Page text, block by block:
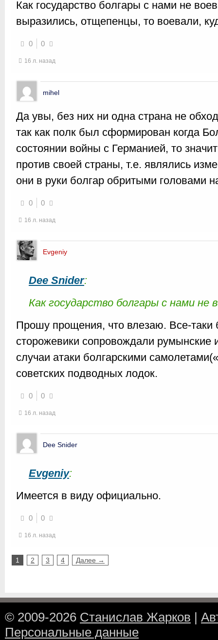
Как государство болгары с нами не
выразились, отщепенцы, то воевали,
0 0
16 л. назад
mihel
Да увы, без них ни одна страна не
так как полк был сформирован когда
состоянии войны с Германией, то
против своей страны, т.е. являлись
они в руки болгар обритыми головами
0 0
16 л. назад
Evgeniy
Dee Snider:
Как государство болгары с нами не
Прошу прощения, что влезаю. Все-таки
сторожевики сопровождали румынские
случаи атаки болгарскими
советских подводных лодок.
0 0
16 л. назад
Dee Snider
Evgeniy:
Имеется в виду официально.
0 0
16 л. назад
1 2 3 4 Далее →
© 2009-2026 Станислав Жарков |
Персональные данные